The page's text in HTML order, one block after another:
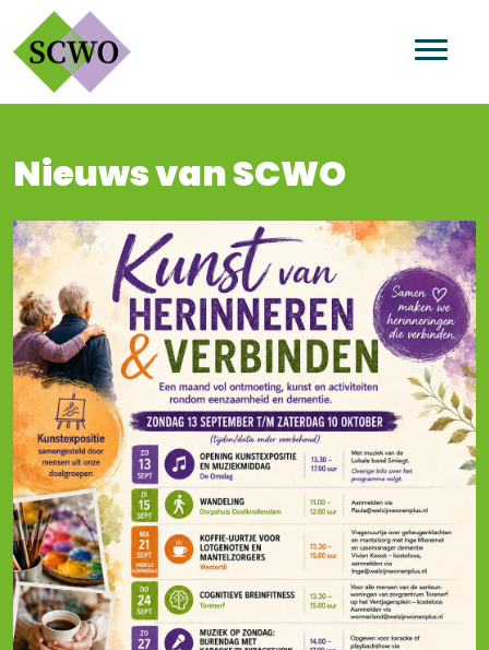
Nieuws van SCWO